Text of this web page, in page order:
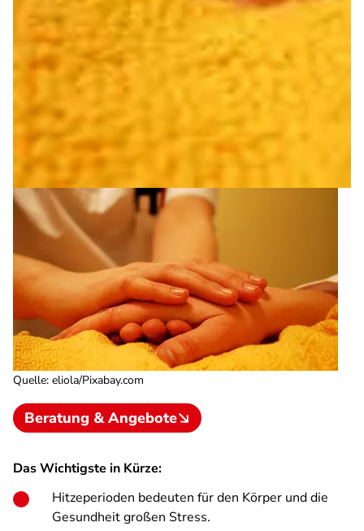
Quelle: eliola/Pixabay.com
Beratung & Angebote
Das Wichtigste in Kürze:
Hitzeperioden bedeuten für den Körper und die
Gesundheit großen Stress.